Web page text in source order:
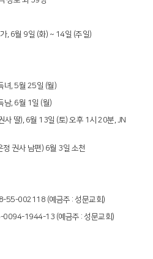
, 6월 9일 (화) ~ 14일 (주일)
녀, 5월 25일 (월)
, 6월 1일 (월)
딸), 6월 13일 (토) 오후 1시 20분, JN
권사 남편) 6월 3일 소천
55-002118 (예금주 : 성문교회)
0094-1944-13 (예금주 : 성문교회)